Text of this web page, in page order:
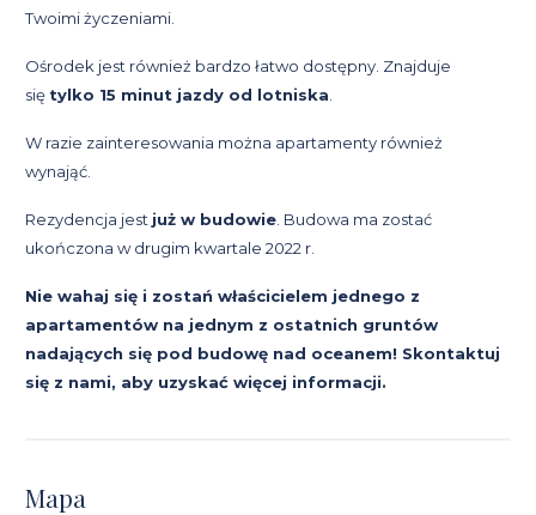
Twoimi życzeniami.
Ośrodek jest również bardzo łatwo dostępny. Znajduje
się tylko 15 minut jazdy od lotniska
W razie zainteresowania można apartamenty również
wynająć.
Rezydencja jest już w budowie . Budowa ma zostać
ukończona w drugim kwartale 2022 r.
Nie wahaj się i zostań właścicielem jednego z
apartamentów na jednym z ostatnich gruntów
nadających się pod budowę nad oceanem! Skontaktuj
się z nami, aby uzyskać więcej informacji.
Mapa